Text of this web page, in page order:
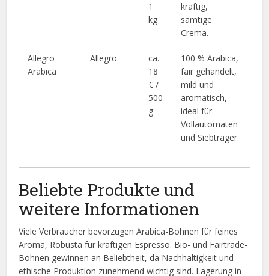
1
kg
kräftig,
samtige
Crema.
Allegro
Arabica
Allegro
ca.
18
€ /
500
g
100 % Arabica,
fair gehandelt,
mild und
aromatisch,
ideal für
Vollautomaten
und Siebträger.
Beliebte Produkte und
weitere Informationen
Viele Verbraucher bevorzugen Arabica-Bohnen für feines
Aroma, Robusta für kräftigen Espresso. Bio- und Fairtrade-
Bohnen gewinnen an Beliebtheit, da Nachhaltigkeit und
ethische Produktion zunehmend wichtig sind. Lagerung in